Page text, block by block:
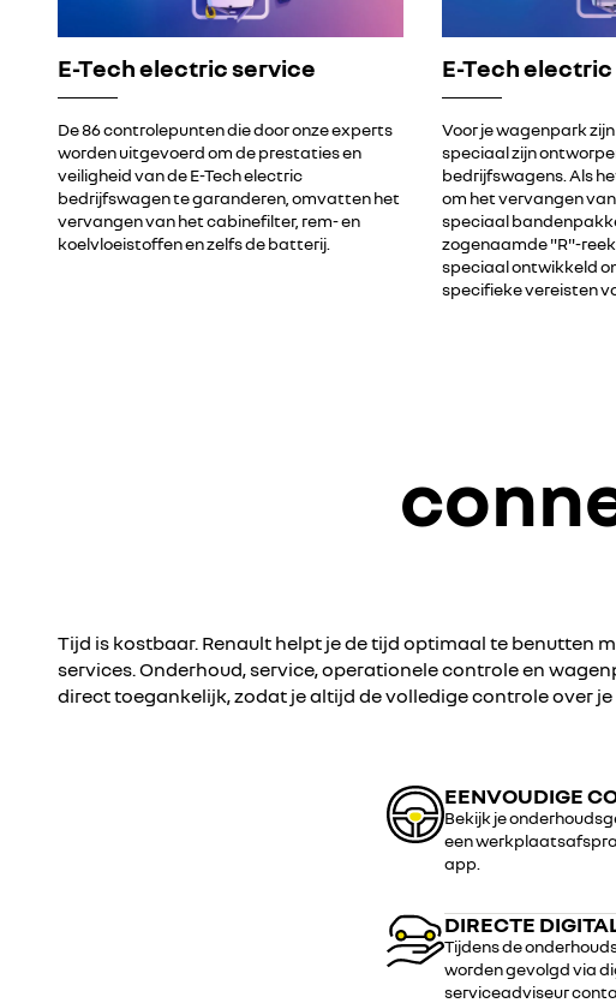
E-Tech electric service
De 86 controlepunten die door onze experts
worden uitgevoerd om de prestaties en
veiligheid van de E-Tech electric
bedrijfswagen te garanderen, omvatten het
vervangen van het cabinefilter, rem- en
koelvloeistoffen en zelfs de batterij.
E-Tech
Voor je wagenpark
speciaal zijn
bedrijfswagens. Als
om het vervangen
speciaal
zogenaamde "R"-
speciaal ontwikkeld
specifieke vereisten
Tijd is kostbaar. Renault helpt je de tijd optimaal te benutten
services. Onderhoud, service, operationele controle en
direct toegankelijk, zodat je altijd de volledige controle over
EENVOUDIGE
Bekijk je
een
app.
DIRECTE
Tijdens de
worden gevolgd via
serviceadviseur